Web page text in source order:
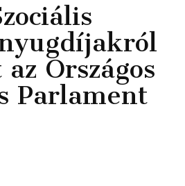
Országos
Parlament